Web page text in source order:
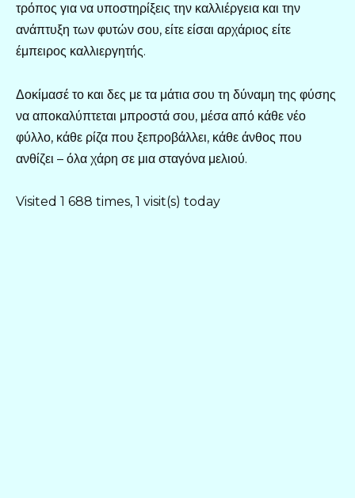
τρόπος για να υποστηρίξεις την καλλιέργεια και την
ανάπτυξη των φυτών σου, είτε είσαι αρχάριος είτε
έμπειρος καλλιεργητής.
Δοκίμασέ το και δες με τα μάτια σου τη δύναμη της φύσης
να αποκαλύπτεται μπροστά σου, μέσα από κάθε νέο
φύλλο, κάθε ρίζα που ξεπροβάλλει, κάθε άνθος που
ανθίζει – όλα χάρη σε μια σταγόνα μελιού.
Visited 1 688 times, 1 visit(s) today